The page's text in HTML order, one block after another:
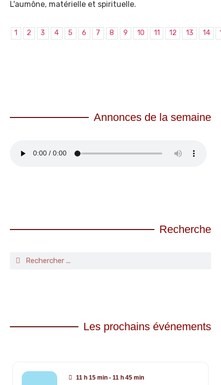
L'aumône, matérielle et spirituelle.
1 2 3 4 5 6 7 8 9 10 11 12 13 14
Annonces de la semaine
Recherche
Les prochains événements
11 h 15 min - 11 h 45 min